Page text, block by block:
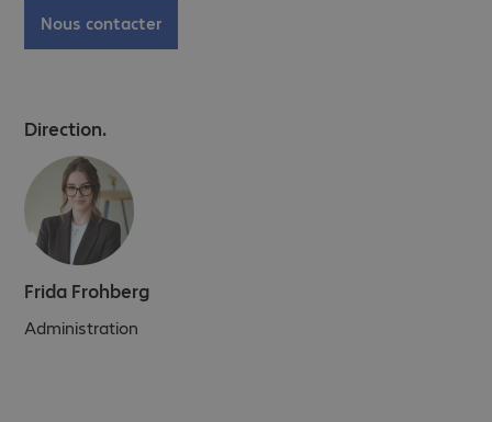
Nous contacter
Direction.
Frida Frohberg
Administration